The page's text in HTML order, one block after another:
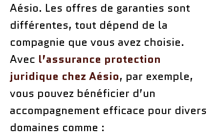
Aésio. Les offres de garanties sont
différentes, tout dépend de la
compagnie que vous avez choisie.
Avec l’assurance protection
juridique chez Aésio, par exemple,
vous pouvez bénéficier d’un
accompagnement efficace pour divers
domaines comme :